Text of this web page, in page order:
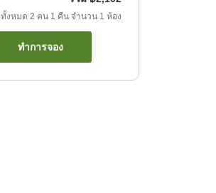
ทั้งหมด 2 คน 1 คืน จำนวน 1 ห้อง
ทำการจอง